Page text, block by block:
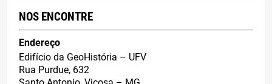
NOS ENCONTRE
Endereço
Edifício da GeoHistória – UFV
Rua Purdue, 632